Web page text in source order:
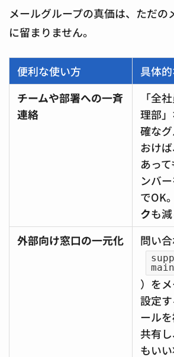
メールグループの真価は、ただの
に留まりません。
便利な使い方
具体
チームや部署への一斉
連絡
「全
理部
確な
おけ
あっ
ンバ
でOK
クも減
外部向け窓口の一元化
問い
）を
設定
ールを
共有
もい